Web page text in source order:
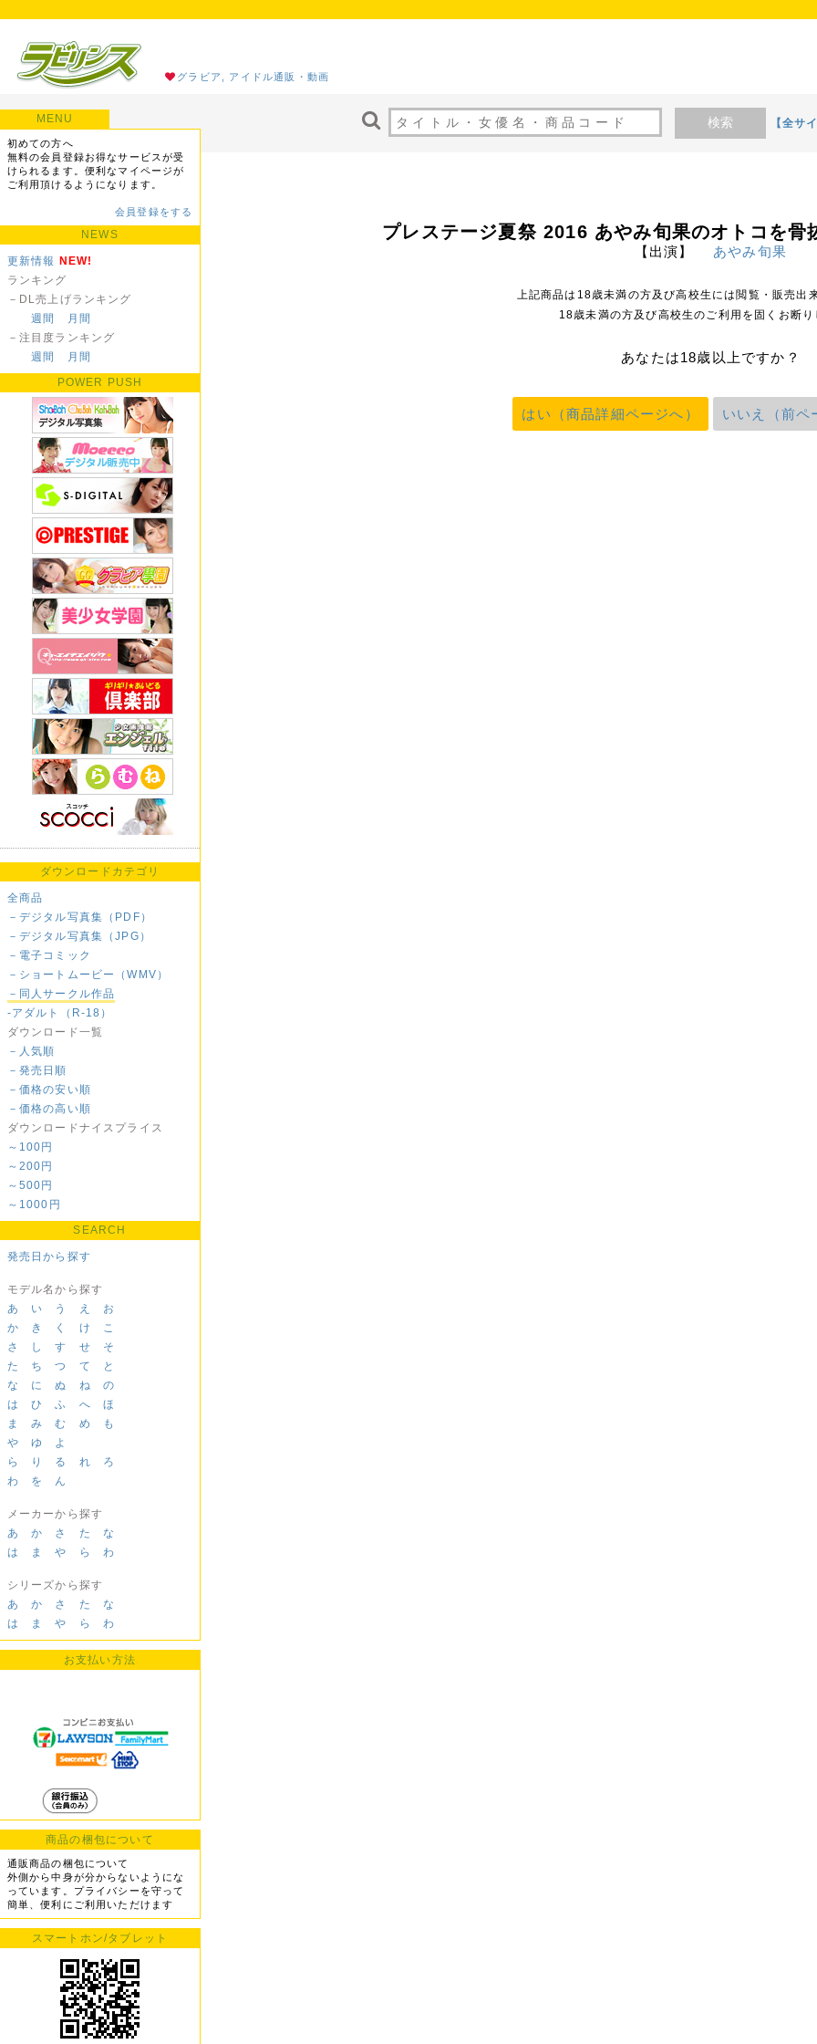
グラビア, アイドル通販・動画
検索 【全サ
MENU
初めての方へ
無料の会員登録お得なサービスが受
けられるます。便利なマイページが
ご利用頂けるようになります。
会員登録をする
NEWS
更新情報 NEW!
ランキング
－DL売上げランキング
週間
月間
－注目度ランキング
週間
月間
POWER PUSH
ダウンロードカテゴリ
全商品
－デジタル写真集（PDF）
－デジタル写真集（JPG）
－電子コミック
－ショートムービー（WMV）
－同人サークル作品
-アダルト（R-18）
ダウンロード一覧
－人気順
－発売日順
－価格の安い順
－価格の高い順
ダウンロードナイスプライス
～100円
～200円
～500円
～1000円
SEARCH
発売日から探す
モデル名から探す
あ
い う え
お
か
き く け
こ
さ
し す せ
そ
た
ち つ て
と
な
に ぬ ね
の
は
ひ ふ へ
ほ
ま
み む め
も
や
ゆ
よ
ら
り る れ
ろ
わ
を ん
メーカーから探す
あ
か さ た
な
は
ま や ら わ
シリーズから探す
あ
か さ た
な
は
ま や ら わ
お支払い方法
商品の梱包について
通販商品の梱包について
外側から中身が分からないようにな
っています。プライバシーを守って
簡単、便利にご利用いただけます
スマートホン/タブレット
プレステージ夏祭 2016 あやみ旬果のオトコを骨
【出演】 あやみ旬果
上記商品は18歳未満の方及び高校生には閲覧・販売出
18歳未満の方及び高校生のご利用を固くお断り
あなたは18歳以上ですか？
はい（商品詳細ページへ） いいえ（前ペ